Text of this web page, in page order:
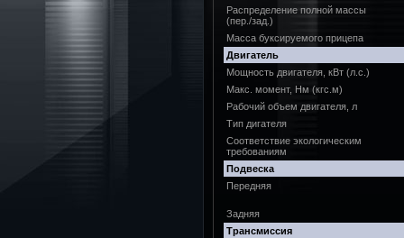
Распределение полной массы
(пер./зад.)
Масса буксируемого прицепа
Двигатель
Мощность двигателя, кВт (л.с.)
Макс. момент, Нм (кгс.м)
Рабочий объем двигателя, л
Тип дигателя
Соответствие экологическим
требованиям
Подвеска
Передняя
Задняя
Трансмиссия